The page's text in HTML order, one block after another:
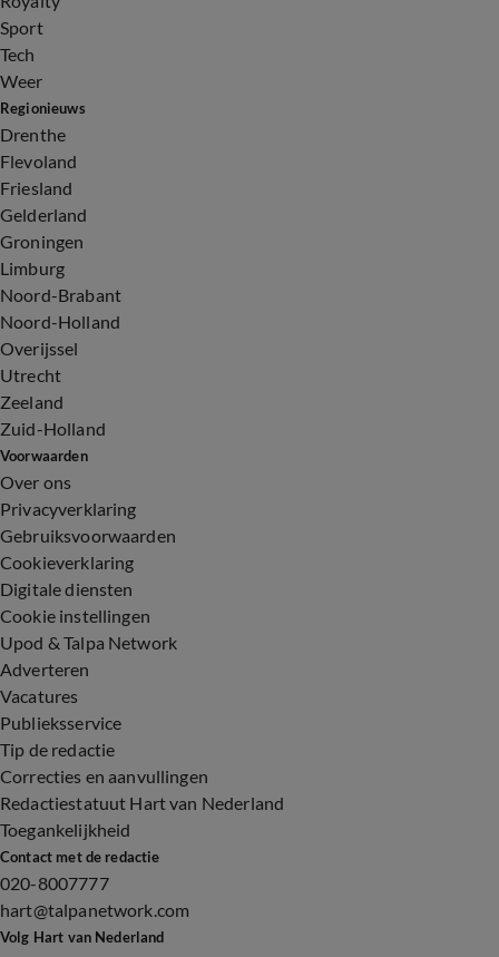
Sport
Tech
Weer
Regionieuws
Drenthe
Flevoland
Friesland
Gelderland
Groningen
Limburg
Noord-Brabant
Noord-Holland
Overijssel
Utrecht
Zeeland
Zuid-Holland
Voorwaarden
Over ons
Privacyverklaring
Gebruiksvoorwaarden
Cookieverklaring
Digitale diensten
Cookie instellingen
Upod & Talpa Network
Adverteren
Vacatures
Publieksservice
Tip de redactie
Correcties en aanvullingen
Redactiestatuut Hart van Nederland
Toegankelijkheid
Contact met de redactie
020-8007777
hart@talpanetwork.com
Volg Hart van Nederland